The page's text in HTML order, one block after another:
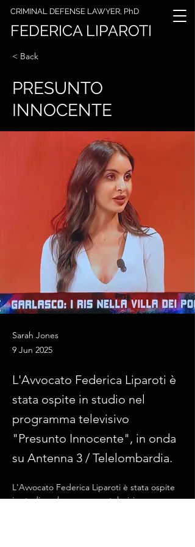
FEDERICA LIPAROTI
CRIMINAL DEFENSE LAWYER, PhD
< Back
PRESUNTO
INNOCENTE
Sarah Jones
9 Jun 2025
L'Avvocato Federica Liparoti è
stata ospite in studio nel
programma televisivo
"Presunto Innocente", in onda
su Antenna 3 / Telelombardia.
L'Avvocato Federica Liparoti è stata ospite
in studio nel programma televisivo